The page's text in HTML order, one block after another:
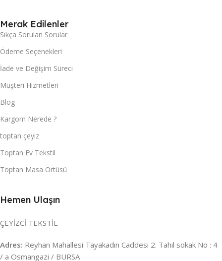
Merak Edilenler
Sıkça Sorulan Sorular
Ödeme Seçenekleri
İade ve Değişim Süreci
Müşteri Hizmetleri
Blog
Kargom Nerede ?
toptan çeyiz
Toptan Ev Tekstil
Toptan Masa Örtüsü
Hemen Ulaşın
ÇEYİZCİ TEKSTİL
Adres: Reyhan Mahallesi Tayakadın Caddesi 2. Tahıl sokak No : 4
/ a Osmangazi / BURSA